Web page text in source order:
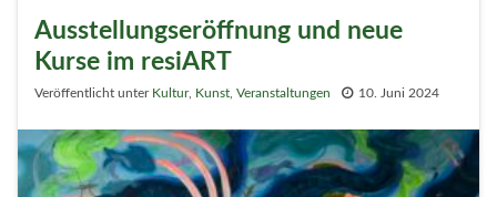
Ausstellungseröffnung und neue
Kurse im resiART
Veröffentlicht unter Kultur, Kunst Veranstaltungen 10. Juni 2024